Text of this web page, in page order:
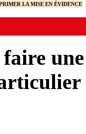
LA MISE EN ÉVIDENCE